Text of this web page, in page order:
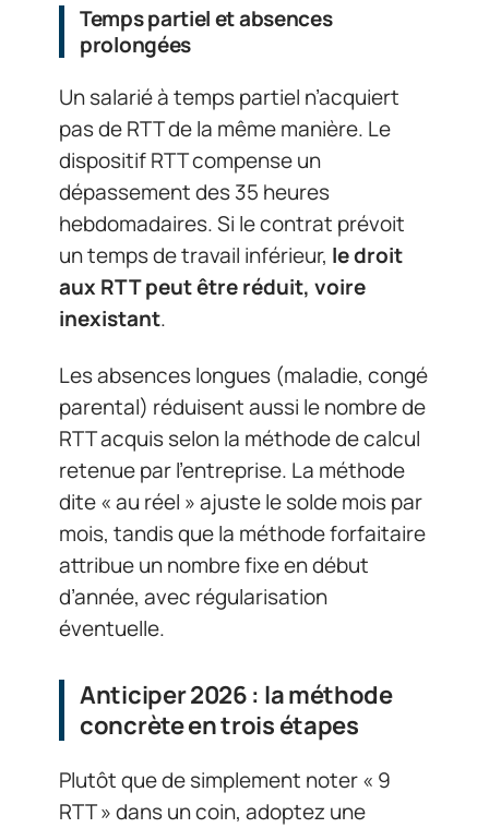
Temps partiel et absences
prolongées
Un salarié à temps partiel n’acquiert
pas de RTT de la même manière. Le
dispositif RTT compense un
dépassement des 35 heures
hebdomadaires. Si le contrat prévoit
un temps de travail inférieur, le droit
aux RTT peut être réduit, voire
inexistant.
Les absences longues (maladie, congé
parental) réduisent aussi le nombre de
RTT acquis selon la méthode de calcul
retenue par l’entreprise. La méthode
dite « au réel » ajuste le solde mois par
mois, tandis que la méthode forfaitaire
attribue un nombre fixe en début
d’année, avec régularisation
éventuelle.
Anticiper 2026 : la méthode
concrète en trois étapes
Plutôt que de simplement noter « 9
RTT » dans un coin, adoptez une